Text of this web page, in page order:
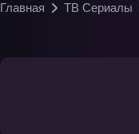
Главная ТВ Сериалы